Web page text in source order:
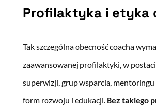
Profilaktyka i etyka
Tak szczególna obecność coacha
zaawansowanej profilaktyki, w
superwizji, grup wsparcia,
form rozwoju i edukacji. Bez takiego